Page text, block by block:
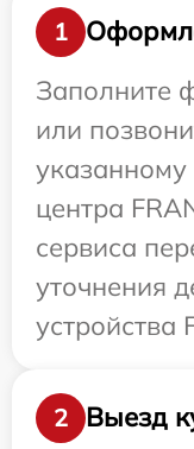
1
Заполните
или
указанному
центра
сервиса
уточнения
устройства
2 Выезд